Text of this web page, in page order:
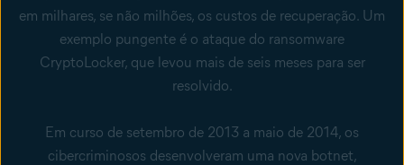
em milhares, se não milhões, os custos de recuperação. Um
exemplo pungente é o ataque do ransomware
CryptoLocker, que levou mais de seis meses para ser
resolvido.
Em curso de setembro de 2013 a maio de 2014, os
cibercriminosos desenvolveram uma nova botnet,